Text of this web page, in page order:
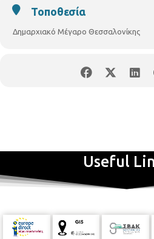
Τοποθεσία
Δημαρχιακό Μέγαρο Θεσσαλονίκης
Useful